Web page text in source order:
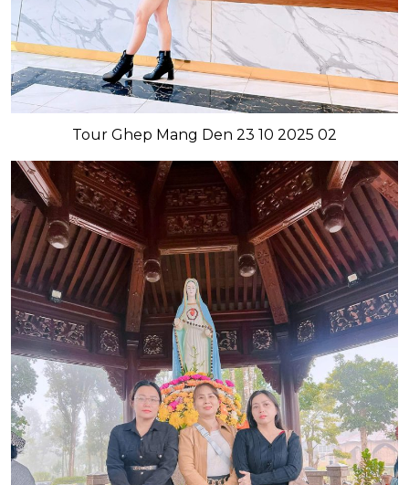
Tour Ghep Mang Den 23 10 2025 02